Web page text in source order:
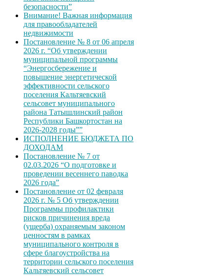
безопасности”
Внимание! Важная информация
для правообладателей
недвижимости
Постановление № 8 от 06 апреля
2026 г. “Об утверждении
муниципальной программы
“Энергосбережение и
повышение энергетической
эффективности сельского
поселения Кальтяевский
сельсовет муниципального
района Татышлинский район
Республики Башкортостан на
2026-2028 годы””
ИСПОЛНЕНИЕ БЮДЖЕТА ПО
ДОХОДАМ
Постановление № 7 от
02.03.2026 “О подготовке и
проведении весеннего паводка
2026 года”
Постановление от 02 февраля
2026 г. № 5 Об утверждении
Программы профилактики
рисков причинения вреда
(ущерба) охраняемым законом
ценностям в рамках
муниципального контроля в
сфере благоустройства на
территории сельского поселения
Кальтяевский сельсовет